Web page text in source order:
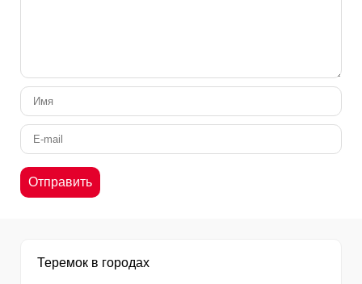
Теремок в городах